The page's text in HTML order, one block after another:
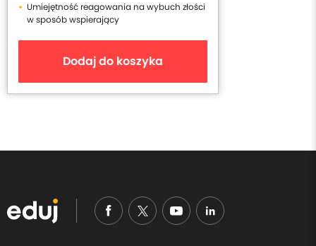
Umiejętność reagowania na wybuch złości
w sposób wspierający
Dodaj do koszyka